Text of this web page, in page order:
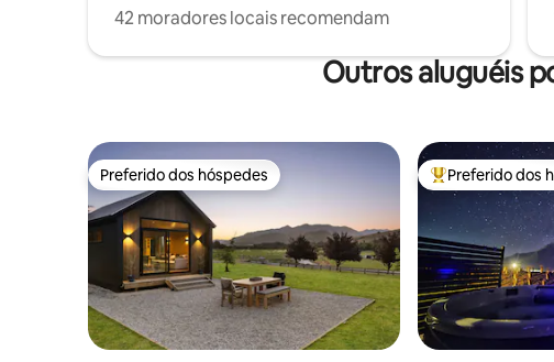
42 moradores locais recomendam
Outros aluguéis
Preferido dos hóspedes
Preferido dos hóspedes Entre os
Preferido dos